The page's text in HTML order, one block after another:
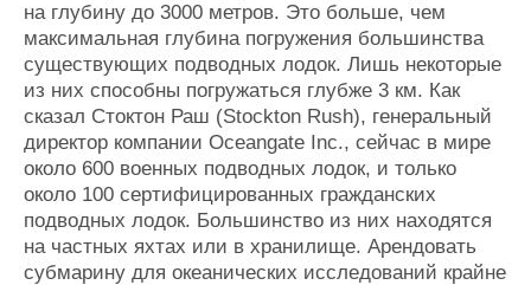
на глубину до 3000 метров. Это больше, чем
максимальная глубина погружения большинства
существующих подводных лодок. Лишь некоторые
из них способны погружаться глубже 3 км. Как
сказал Стоктон Раш (Stockton Rush), генеральный
директор компании Oceangate Inc., сейчас в мире
около 600 военных подводных лодок, и только
около 100 сертифицированных гражданских
подводных лодок. Большинство из них находятся
на частных яхтах или в хранилище. Арендовать
субмарину для океанических исследований крайне